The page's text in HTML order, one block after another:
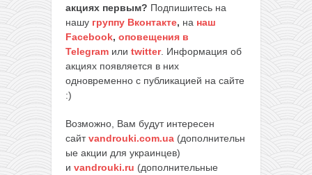
акциях первым? Подпишитесь на
нашу группу Вконтакте, на наш
Facebook, оповещения в
Telegram или twitter. Информация об
акциях появляется в них
одновременно с публикацией на сайте
:)
Возможно, Вам будут интересен
сайтvandrouki.com.ua (дополнительн
ые акции для украинцев)
и vandrouki.ru (дополнительные